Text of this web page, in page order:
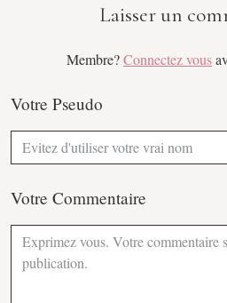
Laisser un
Membre?Connectez vous
Votre Pseudo
Votre Commentaire